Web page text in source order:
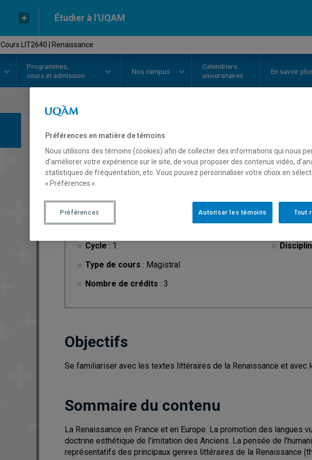
Étudier à l'UQAM
Cours LIT2640 | Renaissance
Programmes,
cours et admission
Nos campus
Calendriers
universitaires
En savoir
COURS// LIT2640
Description Horaire - Été 2026 Horaire -
Cycle : 1
Type de cours : Magistral
Nombre de crédits : 3
Objectifs
Se familiariser avec les textes littéraires de la Renaissance et avec
Sommaire du contenu
La Renaissance en France et en Europe. La promotion des langues
doctrine esthétique de l'imitation des Anciens. La pensée de
représentatifs des principaux genres littéraires de la Renaissance
Préférences en matière de témoins
Nous utilisons des témoins (cookies) afin de collecter des informations qui nous
d’améliorer votre expérience sur le site, de vous proposer des contenus vidéo,
statistiques de fréquentation, etc. Vous pouvez personnaliser votre choix en
« Préférences ».
Tout
Autoriser les témoins
Préférences